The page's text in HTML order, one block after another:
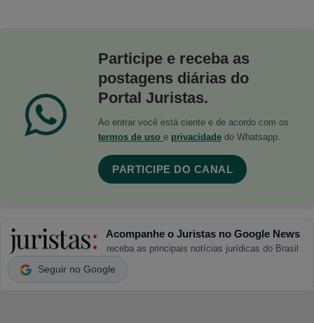
Participe e receba as
postagens diárias do
Portal Juristas.
Ao entrar você está ciente e de acordo com os
termos de uso e privacidade do Whatsapp.
PARTICIPE DO CANAL
Acompanhe o Juristas no Google News
receba as principais notícias jurídicas do Brasil
Seguir no Google